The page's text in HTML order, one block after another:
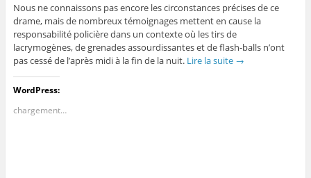
Nous ne connaissons pas encore les circonstances précises de ce
drame, mais de nombreux témoignages mettent en cause la
responsabilité policière dans un contexte où les tirs de
lacrymogènes, de grenades assourdissantes et de flash-balls n’ont
pas cessé de l’après midi à la fin de la nuit. Lire la suite →
WordPress:
chargement…